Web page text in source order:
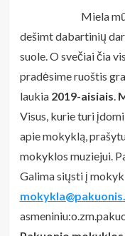
Miela
dešimt dabartinių
suole. O svečiai čia
pradėsime ruoštis
laukia 2019-aisiais
Visus, kurie turi
apie mokyklą,
mokyklos muziejui.
Galima siųsti į